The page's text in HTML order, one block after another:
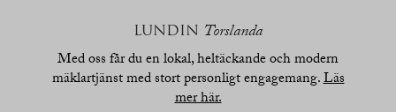
LUNDIN Torslanda
Med oss får du en lokal, heltäckande och modern
mäklartjänst med stort personligt engagemang.Läs
mer här.